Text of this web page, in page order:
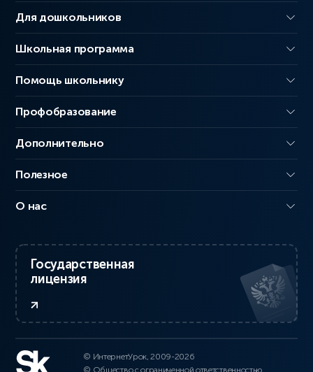
Для дошкольников
Школьная программа
Помощь школьнику
Профобразование
Дополнительно
Полезное
О нас
Государственная
лицензия
© ИнтернетУрок, 2009-2026
© Общество с ограниченной ответственностью